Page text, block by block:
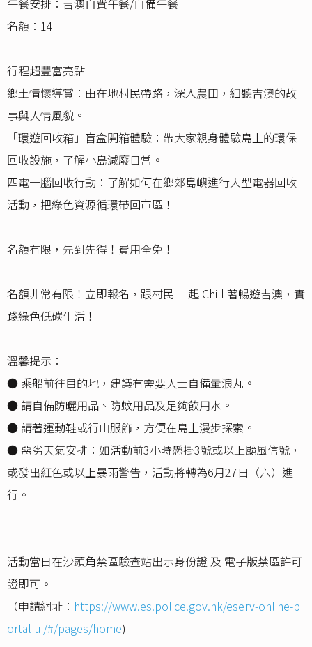
午餐安排：吉澳自費午餐/自備午餐
名額：14
行程超豐富亮點
鄉土情懷導賞：由在地村民帶路，深入農田，細聽吉澳的故
事與人情風貌。
「環遊回收箱」盲盒開箱體驗：帶大家親身體驗島上的環保
回收設施，了解小島減廢日常。
四電一腦回收行動：了解如何在鄉郊島嶼進行大型電器回收
活動，把綠色資源循環帶回市區！
名額有限，先到先得！費用全免！
名額非常有限！立即報名，跟村民 一起 Chill 著暢遊吉澳，實
踐綠色低碳生活！
溫馨提示：
● 乘船前往目的地，建議有需要人士自備暈浪丸。
● 請自備防曬用品、防蚊用品及足夠飲用水。
● 請著運動鞋或行山服飾，方便在島上漫步探索。
● 惡劣天氣安排：如活動前3小時懸掛3號或以上颱風信號，
或發出紅色或以上暴雨警告，活動將轉為6月27日（六）進
行。
活動當日在沙頭角禁區驗查站出示身份證 及 電子版禁區許可
證即可。
（申請網址： https://www.es.police.gov.hk/eserv-online-p
ortal-ui/#/pages/home)